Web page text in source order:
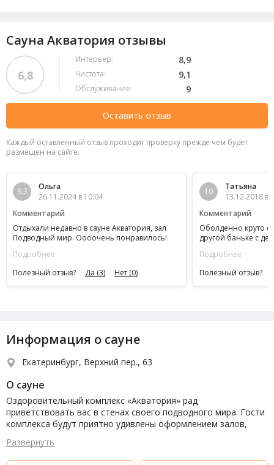
Сауна Акватория отзывы
6,8
Интерьер: 8,9
Чистота: 9,1
Обслуживание: 9
Оставить отзыв
Каждый оставленный отзыв проходит проверку прежде чем будет
размещен на сайте.
9,3
Ольга
26.11.2024 в 10:04
Комментарий
Отдыхали недавно в сауне Акватория, зал
Подводный мир. Оооочень понравилось!
и сами играли тоже. Кулер горячая,
холодная водичка пить. Чисто, вода в басике
теплая, деткам 4 года не вылазили.
Администратор спокойный, отвечал на все
забрали. Спасибо большое за внимание,
честность. Так держать. Обязательно
Подробнее
Полезный отзыв?
Да (3) Нет (0)
10
Татьяна
13.12.2018 в
Комментарий
Оболденно круто
другой баньке с
друзьями придем
Подробнее
Полезный отзыв?
Информация о сауне
Екатеринбург, Верхний пер., 63
О сауне
Оздоровительный комплекс «Акватория» рад
приветствовать вас в стенах своего подводного мира. Гости
комплекса будут приятно удивлены оформлением залов,
мир, где вы сможете почувствовать себя один из его
обитателей и ощутить весь вкус этой атмосферы. Здесь к
Развернуть